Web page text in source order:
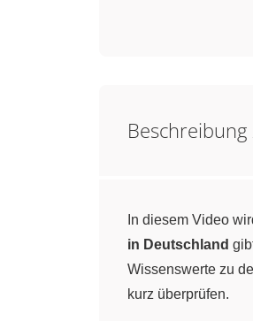
In diesem Video
in Deutschland
Wissenswerte zu
kurz überprüfen.